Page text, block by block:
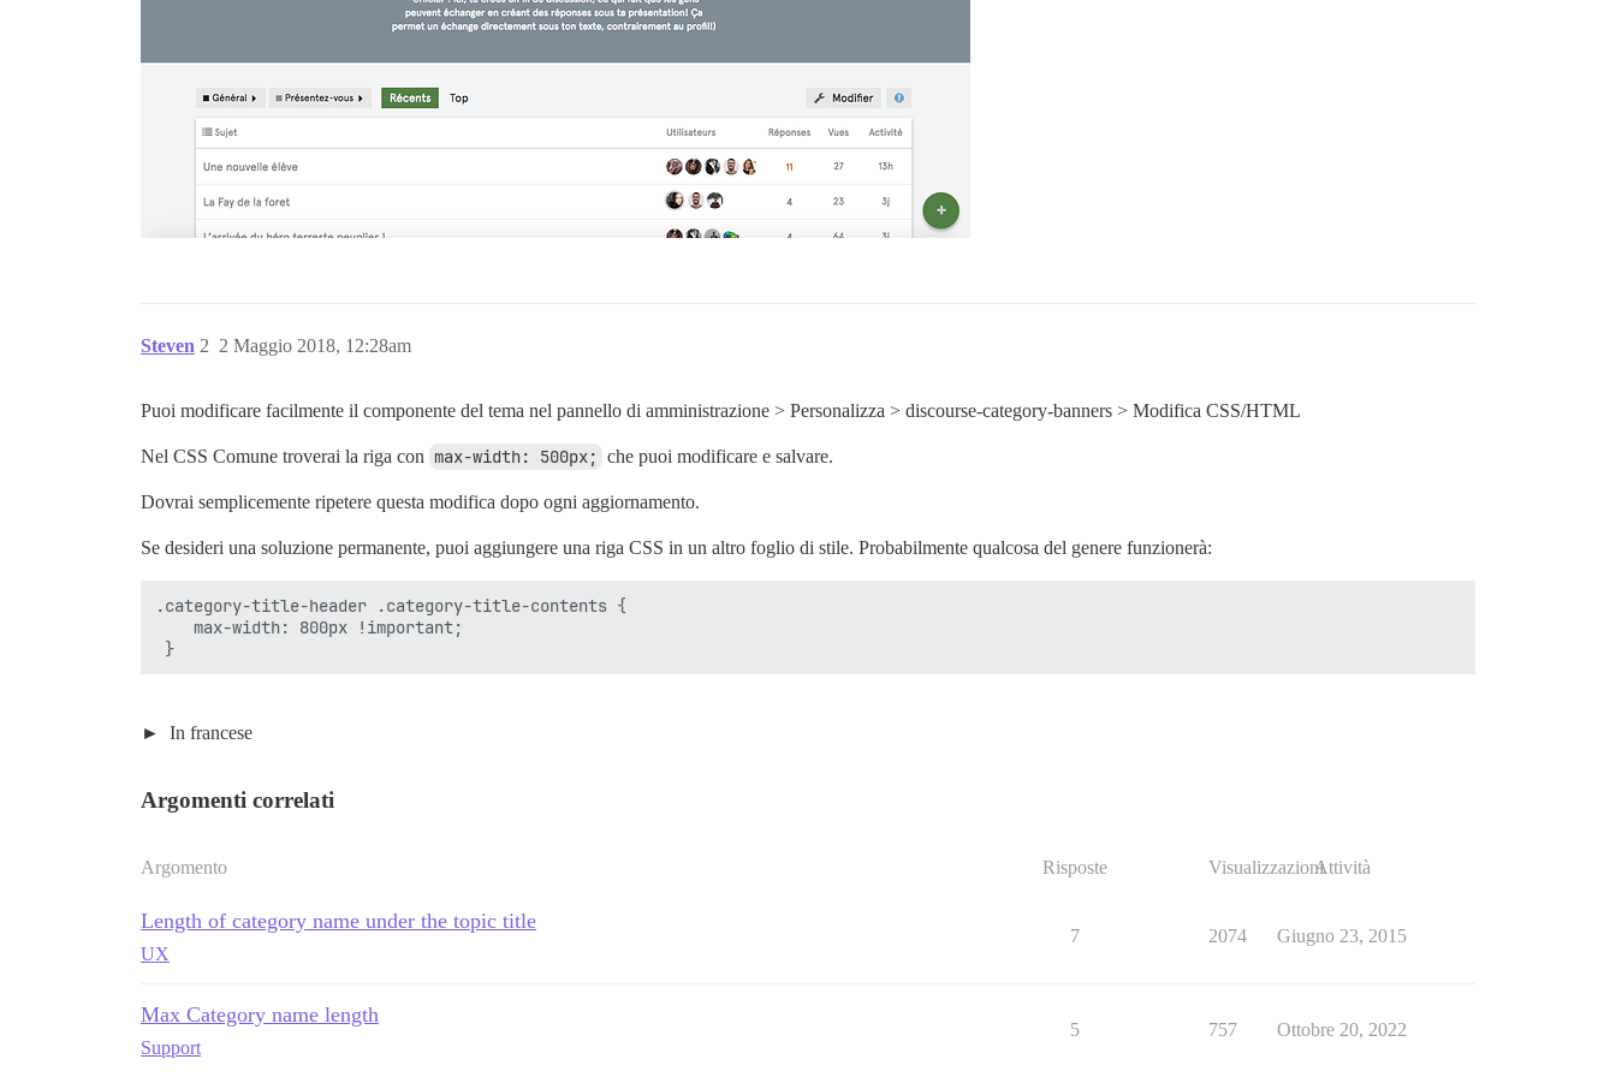
Steven 2 Maggio 2018, 12:28am
2
Puoi modificare facilmente il componente del tema nel pannello di amministrazione > Personalizza > discourse-category-banners > Modifica CSS/HTML
Nel CSS Comune troverai la riga con max-width: 500px; che puoi modificare e salvare.
Dovrai semplicemente ripetere questa modifica dopo ogni aggiornamento.
Se desideri una soluzione permanente, puoi aggiungere una riga CSS in un altro foglio di stile. Probabilmente qualcosa del genere funzionerà:
.category-title-header .category-title-contents {
    max-width: 800px !important;
In francese
Argomenti correlati
Argomento Risposte VisualizzazioniAttività
Length of category name under the topic title
UX
7 2074 Giugno 23, 2015
Max Category name length
Support
5 757 Ottobre 20, 2022